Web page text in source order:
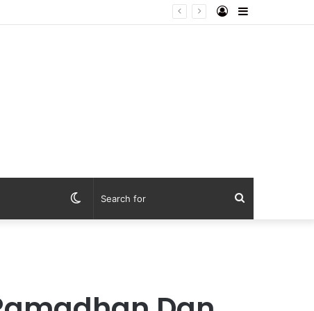
Juta Rupiah Sidebar
Log
Search
Switch